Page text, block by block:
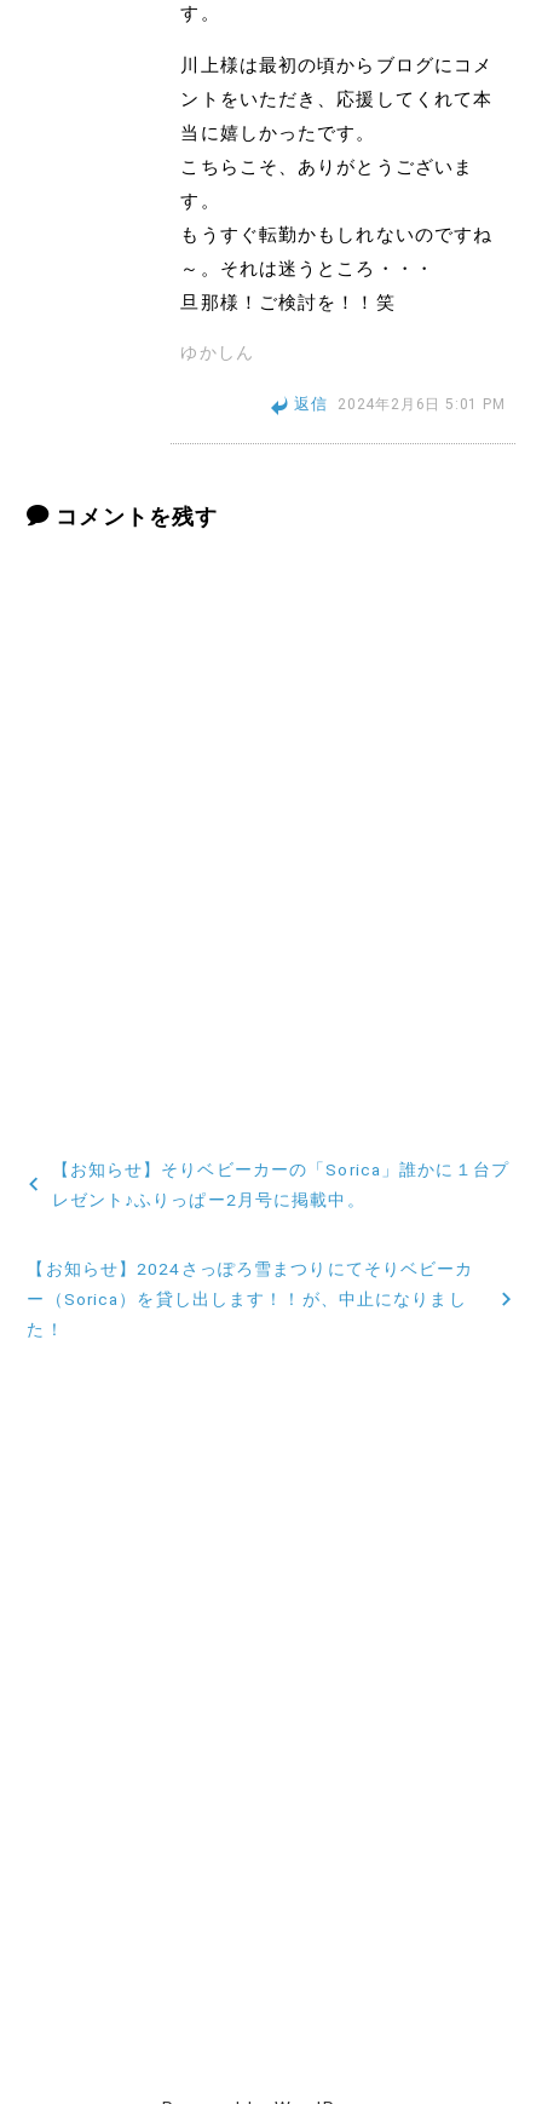
す。
川上様は最初の頃からブログにコメ
ントをいただき、応援してくれて本
当に嬉しかったです。
こちらこそ、ありがとうございま
す。
もうすぐ転勤かもしれないのですね
～。それは迷うところ・・・
旦那様！ご検討を！！笑
ゆかしん
返信 2024年2月6日 5:01 PM
コメントを残す
稿
ゲ
【お知らせ】そりベビーカーの「Sorica」誰かに１台プ
レゼント♪ふりっぱー2月号に掲載中。
【お知らせ】2024さっぽろ雪まつりにてそりベビーカ
ー（Sorica）を貸し出します！！が、中止になりまし
た！